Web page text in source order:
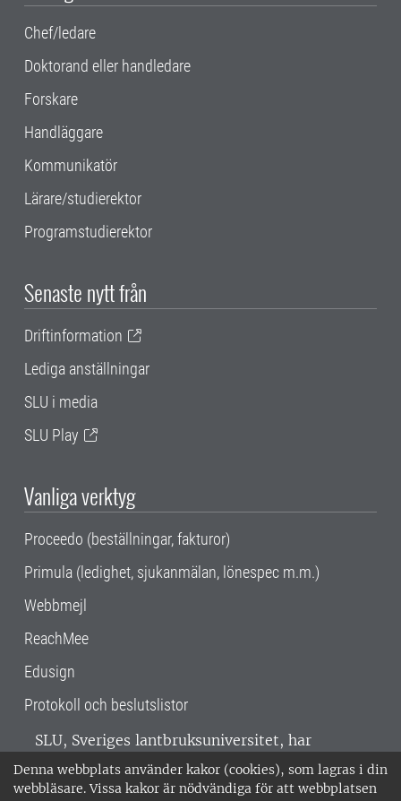
Denna webbplats använder kakor (cookies), som lagras i din
webbläsare. Vissa kakor är nödvändiga för att webbplatsen
Chef/ledare
Doktorand eller handledare
Forskare
Handläggare
Kommunikatör
Lärare/studierektor
Programstudierektor
Senaste nytt från
Driftinformation
Lediga anställningar
SLU i media
SLU Play
Vanliga verktyg
Proceedo (beställningar, fakturor)
Primula (ledighet, sjukanmälan, lönespec m.m.)
Webbmejl
ReachMee
Edusign
Protokoll och beslutslistor
SLU, Sveriges lantbruksuniversitet, har
verksamhet över hela Sverige. Huvudorter är
Alnarp, Uppsala och Umeå.SLU är